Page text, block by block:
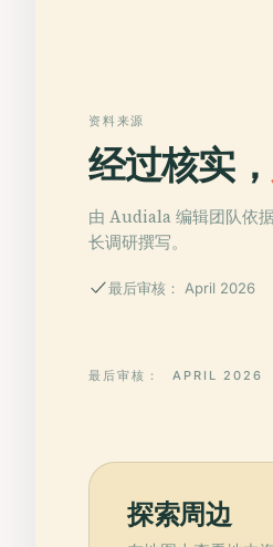
资料来源
经过核实，
由 Audiala 编辑团队依
长调研撰写。
最后审核： April 2026
最后审核： APRIL 2026
探索周边